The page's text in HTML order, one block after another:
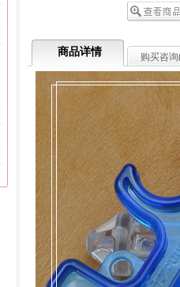
商品详情 购买咨询